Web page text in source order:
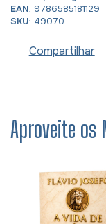
EAN: 9786585181129
SKU: 49070
Compartilhar
Aproveite os